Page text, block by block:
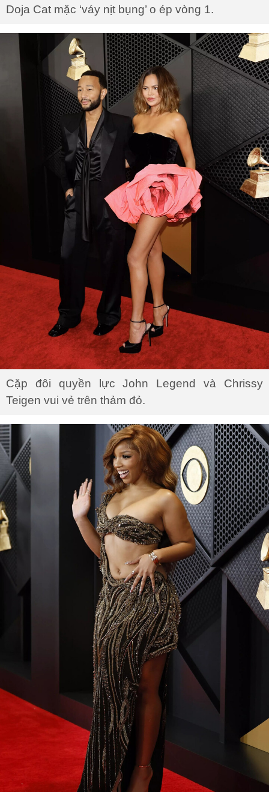
Doja Cat mặc ‘váy nịt bụng’ o ép vòng 1.
Cặp đôi quyền lực John Legend và Chrissy
Teigen vui vẻ trên thảm đỏ.